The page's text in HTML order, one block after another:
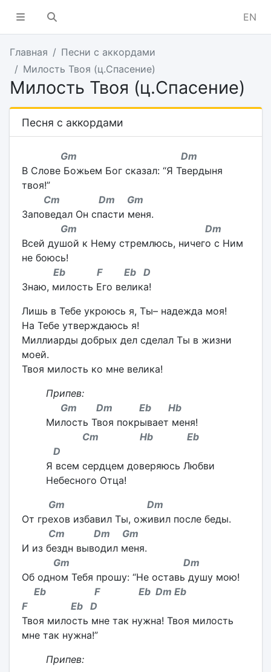
EN
Главная
Песни с аккордами
Милость Твоя (ц.Спасение)
Милость Твоя (ц.Спасение)
Песня с аккордами
Gm Dm
В Слове Божьем Бог сказал: “Я Твердыня
твоя!”
Cm Dm Gm
Заповедал Он спасти меня.
Gm Dm
Всей душой к Нему стремлюсь, ничего с Ним
не боюсь!
Eb F Eb D
Знаю, милость Его велика!
Лишь в Тебе укроюсь я, Ты– надежда моя!
На Тебе утверждаюсь я!
Миллиарды добрых дел сделал Ты в жизни
моей.
Твоя милость ко мне велика!
Припев:
Gm Dm Eb Hb
Милость Твоя покрывает меня!
Cm Hb Eb
D
Я всем сердцем доверяюсь Любви
Небесного Отца!
Gm Dm
От грехов избавил Ты, оживил после беды.
Cm Dm Gm
И из бездн выводил меня.
Gm Dm
Об одном Тебя прошу: “Не оставь душу мою!
Eb F Eb Dm Eb
F Eb D
Твоя милость мне так нужна! Твоя милость
мне так нужна!”
Припев: